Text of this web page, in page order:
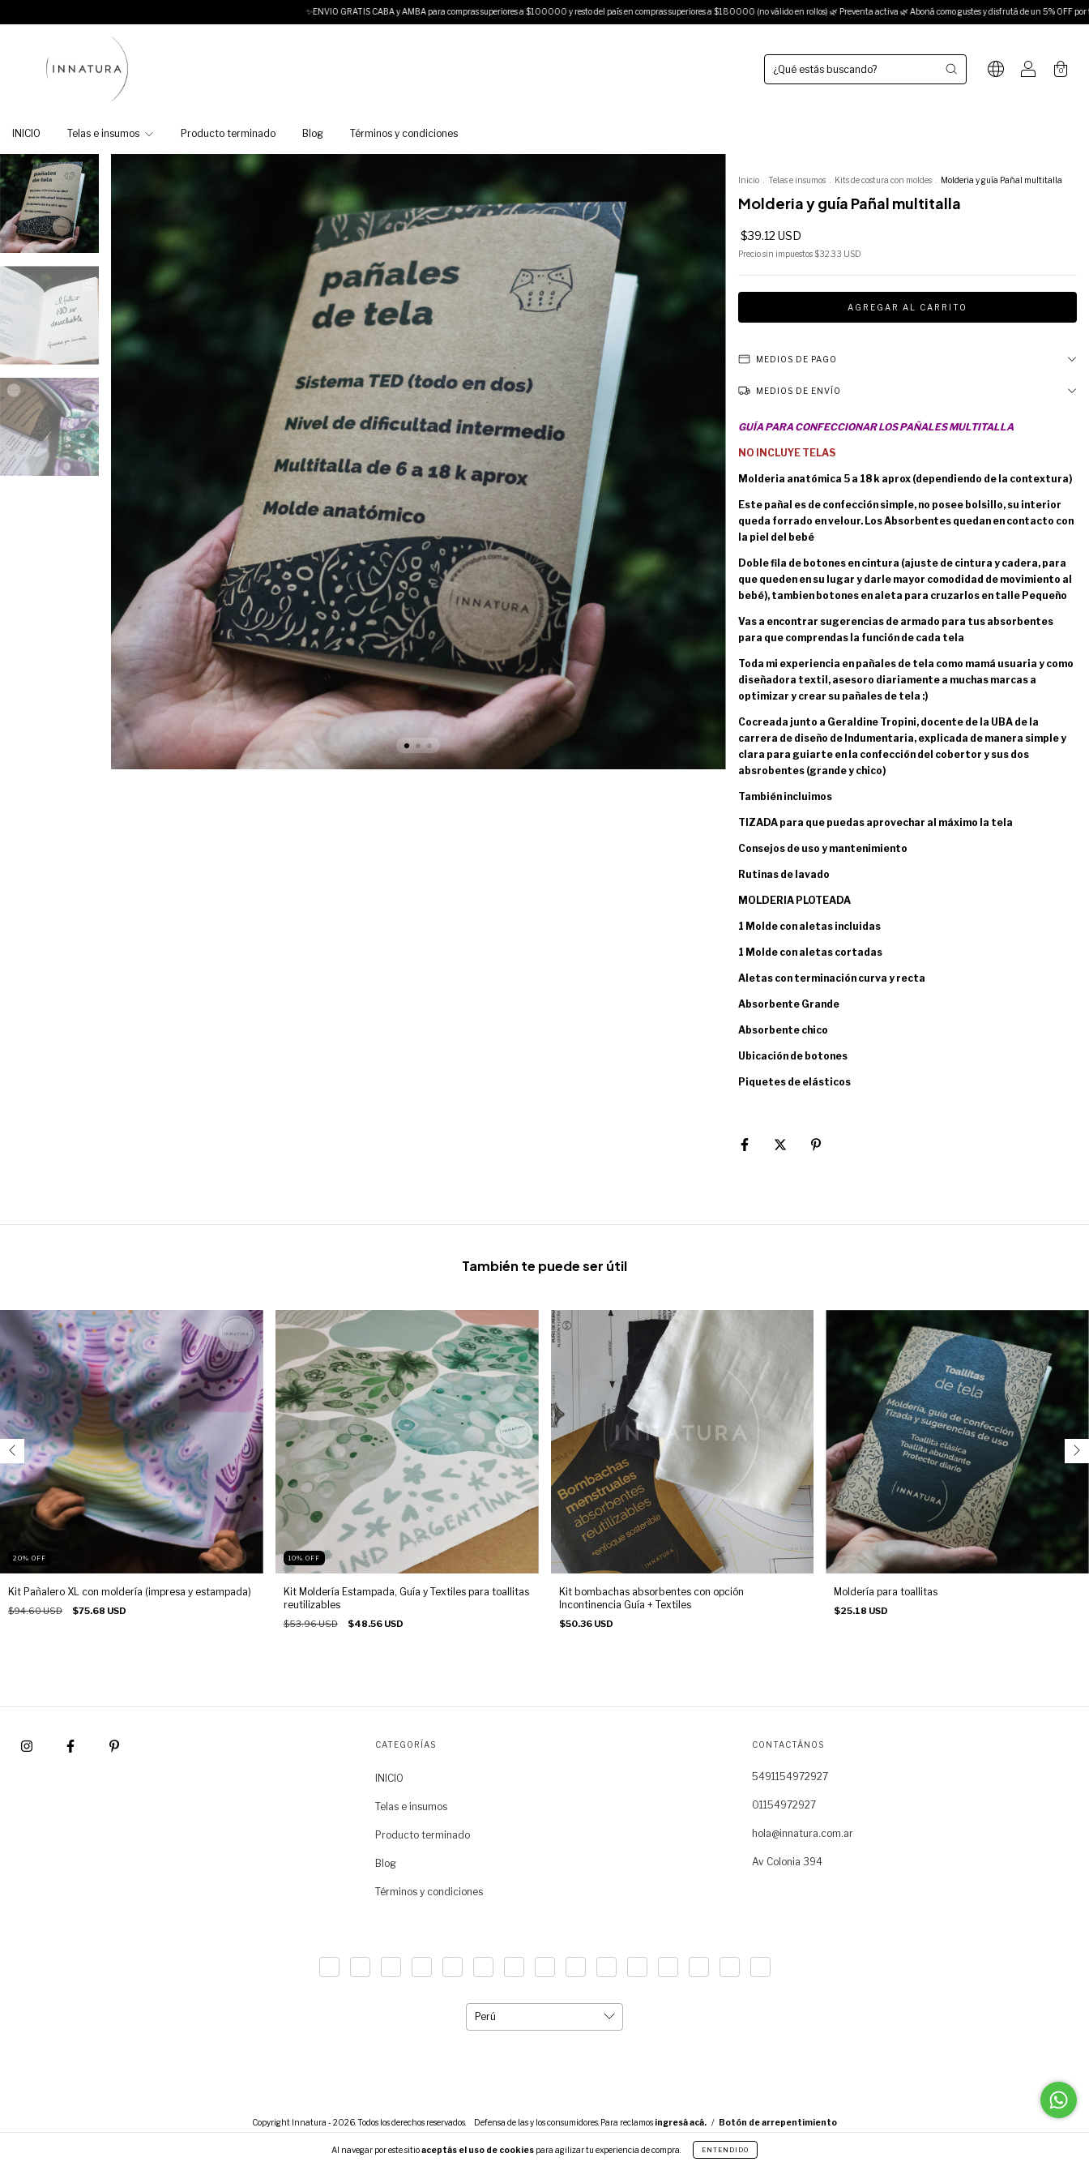
✨ENVIO GRATIS CABA y AMBA para compras superiores a $100000 y resto del país en compras superiores a $180000 (no válido en rollos) 🌿 Preventa activa 🌿 Aboná como gustes y disfrutá de un 5% OFF por transferencia ⚡
0
INICIO Telas e insumos Producto terminado Blog Términos y condiciones
Al navegar por este sitioaceptás el uso de cookies para agilizar tu experiencia de compra. ENTENDIDO
Inicio Telas e insumos Kits de costura con moldes Molderia y guía Pañal multitalla
Molderia y guía Pañal multitalla
$39.12 USD
Precio sin impuestos$32.33 USD
MEDIOS DE PAGO
MEDIOS DE ENVÍO
GUÍA PARA CONFECCIONAR LOS PAÑALES MULTITALLA
NO INCLUYE TELAS
Molderia anatómica 5 a 18 k aprox (dependiendo de la contextura)
Este pañal es de confección simple, no posee bolsillo, su interior
queda forrado en velour. Los Absorbentes quedan en contacto con
la piel del bebé
Doble fila de botones en cintura (ajuste de cintura y cadera, para
que queden en su lugar y darle mayor comodidad de movimiento al
bebé), tambien botones en aleta para cruzarlos en talle Pequeño
Vas a encontrar sugerencias de armado para tus absorbentes
para que comprendas la función de cada tela
Toda mi experiencia en pañales de tela como mamá usuaria y como
diseñadora textil, asesoro diariamente a muchas marcas a
optimizar y crear su pañales de tela :)
Cocreada junto a Geraldine Tropini, docente de la UBA de la
carrera de diseño de Indumentaria, explicada de manera simple y
clara para guiarte en la confección del cobertor y sus dos
absrobentes (grande y chico)
También incluimos
TIZADA para que puedas aprovechar al máximo la tela
Consejos de uso y mantenimiento
Rutinas de lavado
MOLDERIA PLOTEADA
1 Molde con aletas incluidas
1 Molde con aletas cortadas
Aletas con terminación curva y recta
Absorbente Grande
Absorbente chico
Ubicación de botones
Piquetes de elásticos
También te puede ser útil
20% OFF
Kit Pañalero XL con moldería (impresa y estampada)
$94.60 USD $75.68 USD
10% OFF
Kit Moldería Estampada, Guía y Textiles para toallitas
reutilizables
$53.96 USD $48.56 USD
Kit bombachas absorbentes con opción
Incontinencia Guía + Textiles
$50.36 USD
Moldería para toallitas
$25.18 USD
CATEGORÍAS
INICIO
Telas e insumos
Producto terminado
Blog
Términos y condiciones
CONTACTÁNOS
5491154972927
01154972927
hola@innatura.com.ar
Av Colonia 394
Copyright Innatura - 2026. Todos los derechos reservados. Defensa de las y los consumidores. Para reclamos ingresá acá. / Botón de arrepentimiento